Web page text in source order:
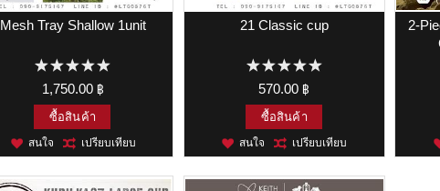
Mesh Tray Shallow 1unit
1,750.00 ฿
ซื้อสินค้า
สนใจ เปรียบเทียบ
21 Classic cup
570.00 ฿
ซื้อสินค้า
สนใจ เปรียบเทียบ
2-